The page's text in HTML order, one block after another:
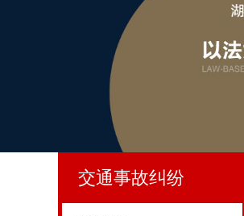
交通事故纠纷